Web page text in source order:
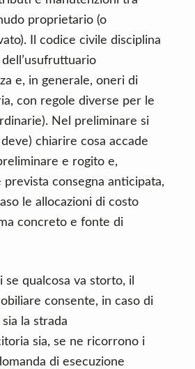
proprietario (o
Il codice civile disciplina
e, in generale, oneri di
con regole diverse per le
Nel preliminare si
chiarire cosa accade
e rogito e,
consegna anticipata,
le allocazioni di costo
concreto e fonte di
qualcosa va storto, il
consente, in caso di
la strada
sia, se ne ricorrono i
di esecuzione